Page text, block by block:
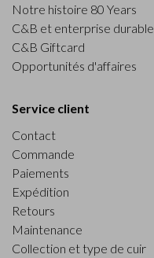
Notre histoire 80 Years
C&B et enterprise durable
C&B Giftcard
Opportunités d'affaires
Service client
Contact
Commande
Paiements
Expédition
Retours
Maintenance
Collection et type de cuir